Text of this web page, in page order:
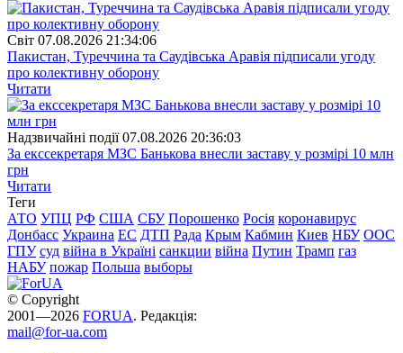
Свiт 07.08.2026 21:34:06
Пакистан, Туреччина та Саудівська Аравія підписали угоду
про колективну оборону
Читати
Надзвичайні події 07.08.2026 20:36:03
За екссекретаря МЗС Банькова внесли заставу у розмірі 10 млн
грн
Читати
Теги
АТО УПЦ РФ США СБУ Порошенко Росія коронавирус
Донбасс Украина ЕС ДТП Рада Крым Кабмин Киев НБУ ООС
ГПУ суд війна в Україні санкции війна Путин Трамп газ
НАБУ пожар Польша выборы
© Copyright
2001—2026 FORUA. Редакція:
mail@for-ua.com